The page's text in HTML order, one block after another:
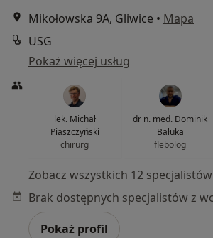
Mikołowska 9A, Gliwice • Mapa
USG
Pokaż więcej usług
lek. Michał
Piaszczyński
chirurg
dr n. med. Dominik
Bałuka
flebolog
Zobacz wszystkich 12 specjalistów
Pokaż profil